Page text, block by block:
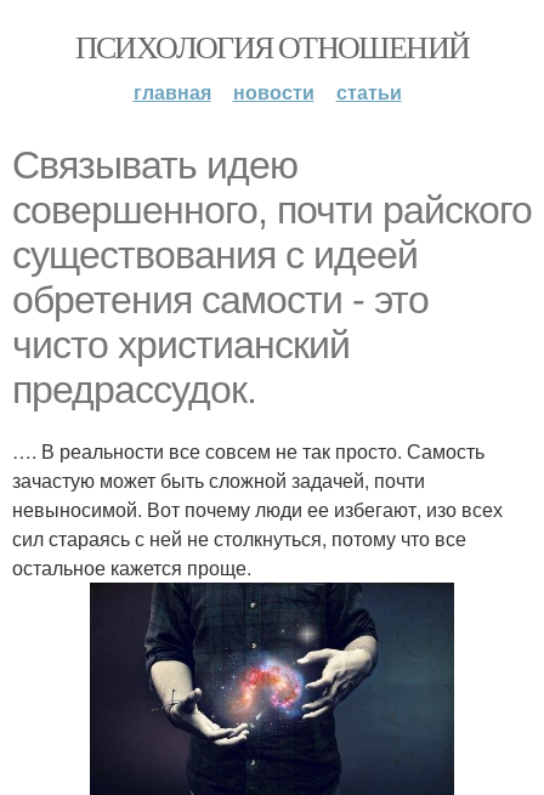
ПСИХОЛОГИЯ ОТНОШЕНИЙ
главная новости статьи
Связывать идею
совершенного, почти райского
существования с идеей
обретения самости - это
чисто христианский
предрассудок.
…. В реальности все совсем не так просто. Самость
зачастую может быть сложной задачей, почти
невыносимой. Вот почему люди ее избегают, изо всех
сил стараясь с ней не столкнуться, потому что все
остальное кажется проще.